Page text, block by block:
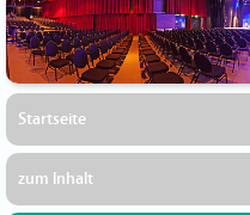
Startseite
zum Inhalt